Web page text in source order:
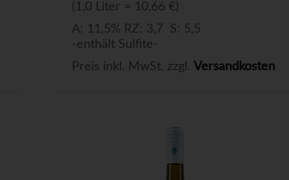
(1,0 Liter = 10,66 €)
A: 11,5% RZ: 3,7 S: 5,5
-enthält Sulfite-
Preis inkl. MwSt. zzgl. Versandkosten